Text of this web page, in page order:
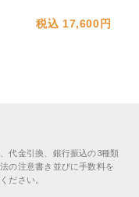
税込 17,600円
代金引換、銀行振込の3種類
の注意書き並びに手数料を
ださい。